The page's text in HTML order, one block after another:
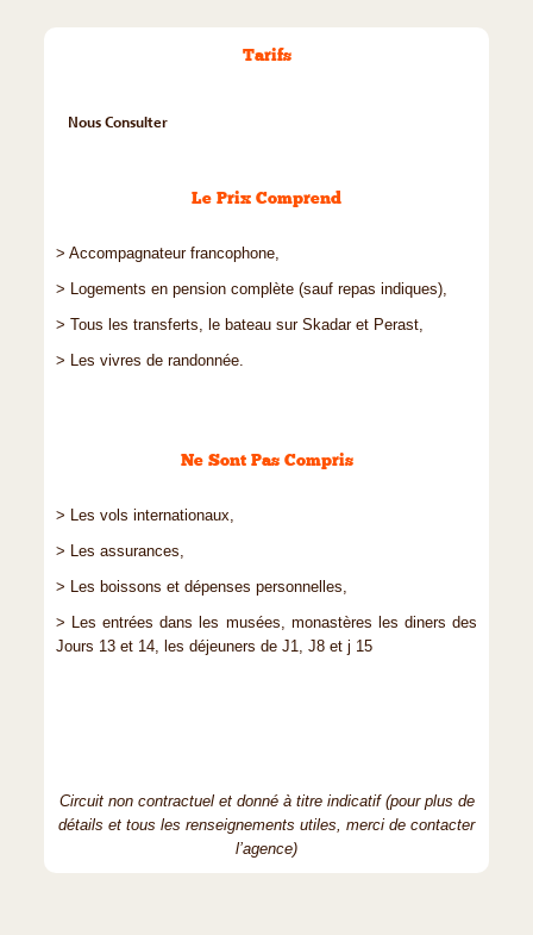
Tarifs
Nous Consulter
Le Prix Comprend
> Accompagnateur francophone,
> Logements en pension complète (sauf repas indiques),
> Tous les transferts, le bateau sur Skadar et Perast,
> Les vivres de randonnée.
Ne Sont Pas Compris
> Les vols internationaux,
> Les assurances,
> Les boissons et dépenses personnelles,
> Les entrées dans les musées, monastères les diners des
Jours 13 et 14, les déjeuners de J1, J8 et j 15
Circuit non contractuel et donné à titre indicatif (pour plus de
détails et tous les renseignements utiles, merci de contacter
l’agence)